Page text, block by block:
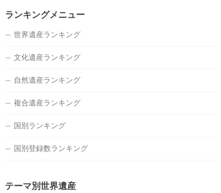
ランキングメニュー
世界遺産ランキング
文化遺産ランキング
自然遺産ランキング
複合遺産ランキング
国別ランキング
国別登録数ランキング
テーマ別世界遺産